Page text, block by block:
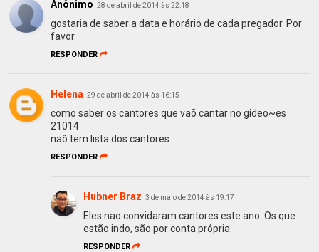
Anônimo 28 de abril de 2014 às 22:18
gostaria de saber a data e horário de cada pregador. Por
favor
RESPONDER
Helena 29 de abril de 2014 às 16:15
como saber os cantores que vaõ cantar no gideo~es
21014
naõ tem lista dos cantores
RESPONDER
Hubner Braz 3 de maio de 2014 às 19:17
Eles nao convidaram cantores este ano. Os que
estão indo, são por conta própria.
RESPONDER